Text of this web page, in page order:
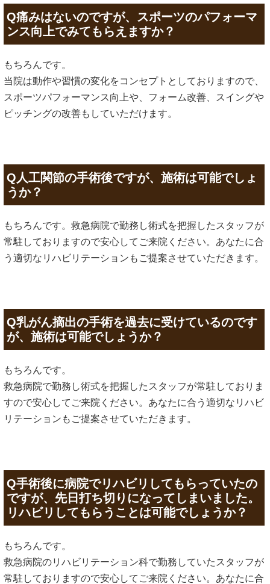
Q痛みはないのですが、スポーツのパフォーマ
ンス向上でみてもらえますか？
もちろんです。
当院は動作や習慣の変化をコンセプトとしておりますので、
スポーツパフォーマンス向上や、フォーム改善、スイングや
ピッチングの改善もしていただけます。
Q人工関節の手術後ですが、施術は可能でしょ
うか？
もちろんです。救急病院で勤務し術式を把握したスタッフが
常駐しておりますので安心してご来院ください。あなたに合
う適切なリハビリテーションもご提案させていただきます。
Q乳がん摘出の手術を過去に受けているのです
が、施術は可能でしょうか？
もちろんです。
救急病院で勤務し術式を把握したスタッフが常駐しておりま
すので安心してご来院ください。あなたに合う適切なリハビ
リテーションもご提案させていただきます。
Q手術後に病院でリハビリしてもらっていたの
ですが、先日打ち切りになってしまいました。
リハビリしてもらうことは可能でしょうか？
もちろんです。
救急病院のリハビリテーション科で勤務していたスタッフが
常駐しておりますので安心してご来院ください。あなたに合